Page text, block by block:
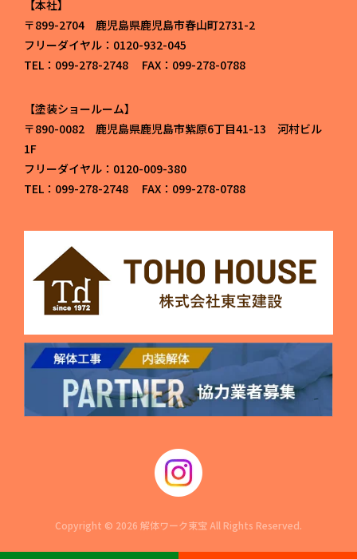
本社
〒899-2704 鹿児島県鹿児島市春山町2731-2
フリーダイヤル：0120-932-045
TEL：099-278-2748 FAX：099-278-0788
塗装ショールーム
〒890-0082 鹿児島県鹿児島市紫原6丁目41-13 河村ビル
1F
フリーダイヤル：0120-009-380
TEL：099-278-2748 FAX：099-278-0788
Copyright © 2026 解体ワーク東宝 All Rights Reserved.